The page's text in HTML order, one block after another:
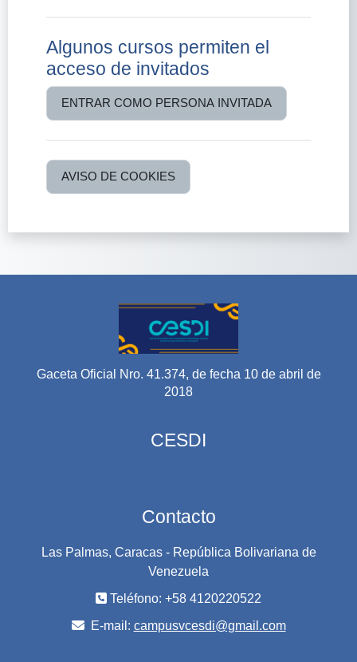
Algunos cursos permiten el
acceso de invitados
ENTRAR COMO PERSONA INVITADA
AVISO DE COOKIES
Gaceta Oficial Nro. 41.374, de fecha 10 de abril de
2018
CESDI
Contacto
Las Palmas, Caracas - República Bolivariana de
Venezuela
Teléfono: +58 4120220522
E-mail: campusvcesdi@gmail.com